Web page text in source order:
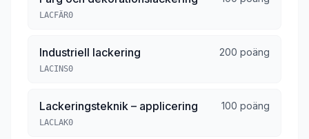
LACFÄR0
Industriell lackering 200 poäng
LACINS0
Lackeringsteknik – applicering 100 poäng
LACLAK0